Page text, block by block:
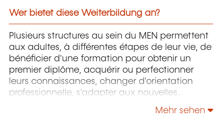
Wer bietet diese Weiterbildung an?
Plusieurs structures au sein du MEN permettent
aux adultes, à différentes étapes de leur vie, de
bénéficier d'une formation pour obtenir un
premier diplôme, acquérir ou perfectionner
leurs connaissances, changer d'orientation
professionnelle, s'adapter aux nouvelles
technologies, enrichir leur culture personnelle...
Mehr sehen